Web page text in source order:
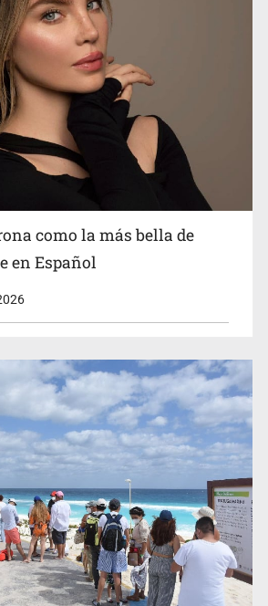
un riesgo epidemiológico
sábado inspecciones de aguacate en
como la más bella de
en Español